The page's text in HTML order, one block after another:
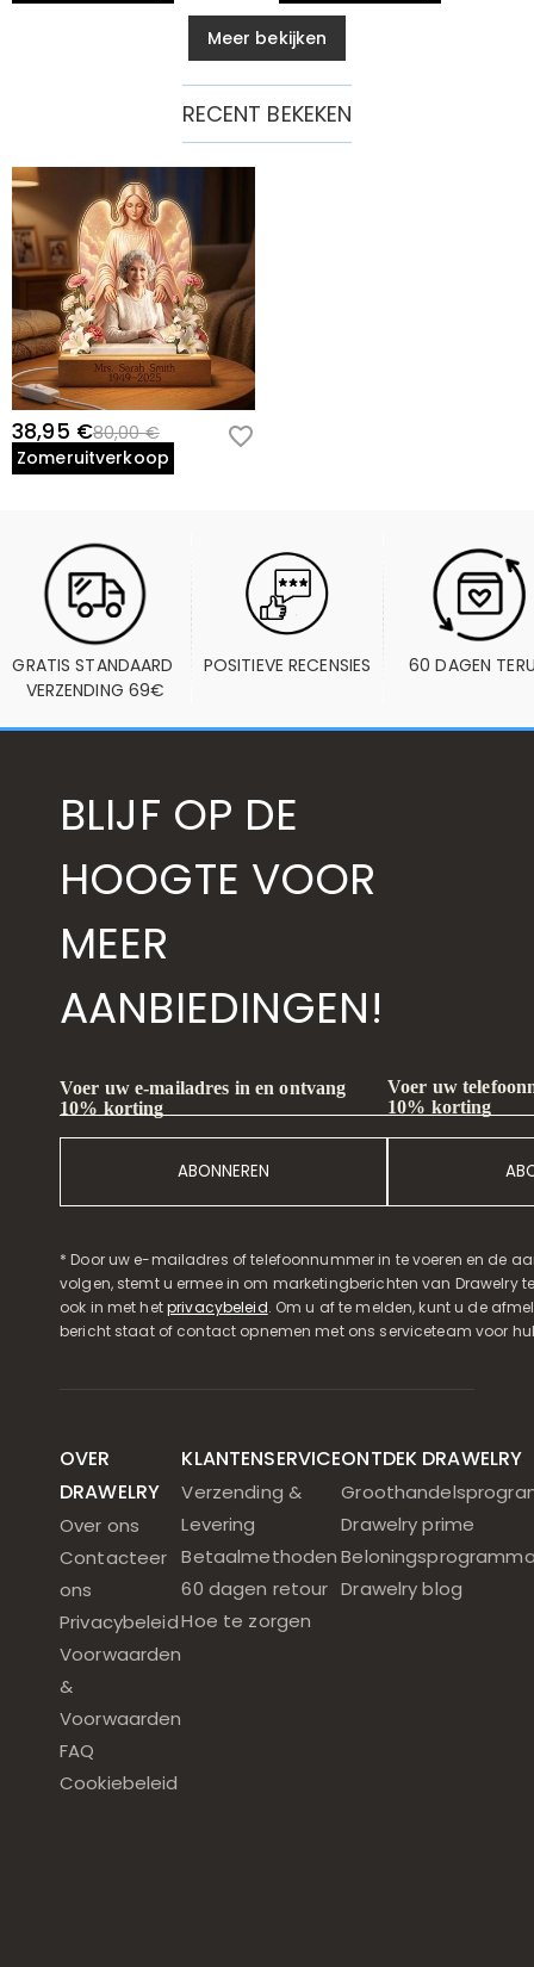
Meer bekijken
RECENT BEKEKEN
38,95 €80,00 €
Zomeruitverkoop
GRATIS STANDAARD
VERZENDING 69€
POSITIEVE RECENSIES 60 DAGEN
BLIJF OP DE
HOOGTE VOOR
MEER
AANBIEDINGEN!
Voer uw e-mailadres in en ontvang
10% korting
ABONNEREN
Voer uw
10% korting
* Door uw e-mailadres of telefoonnummer in te voeren en de
volgen, stemt u ermee in om marketingberichten van Drawelry
ook in met hetprivacybeleid. Om u af te melden, kunt u de
bericht staat of contact opnemen met ons serviceteam voor
OVER
DRAWELRY
Over ons
Contacteer
ons
Privacybeleid
Voorwaarden
&
Voorwaarden
FAQ
Cookiebeleid
KLANTENSERVICE
Verzending &
Levering
Betaalmethoden
60 dagen retour
Hoe te zorgen
ONTDEK DRAWELRY
Drawelry prime
Drawelry blog